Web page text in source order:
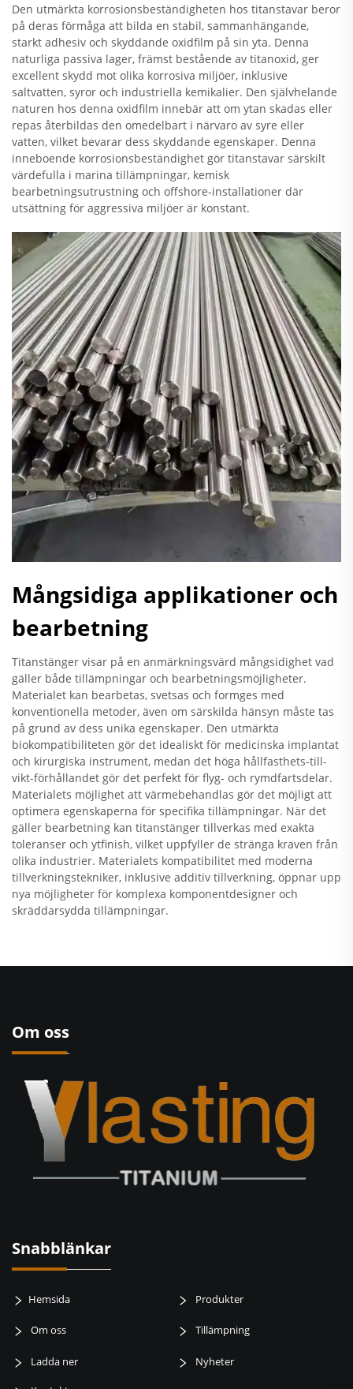
Den utmärkta korrosionsbeständigheten hos titanstavar beror
på deras förmåga att bilda en stabil, sammanhängande,
starkt adhesiv och skyddande oxidfilm på sin yta. Denna
naturliga passiva lager, främst bestående av titanoxid, ger
excellent skydd mot olika korrosiva miljöer, inklusive
saltvatten, syror och industriella kemikalier. Den självhelande
naturen hos denna oxidfilm innebär att om ytan skadas eller
repas återbildas den omedelbart i närvaro av syre eller
vatten, vilket bevarar dess skyddande egenskaper. Denna
inneboende korrosionsbeständighet gör titanstavar särskilt
värdefulla i marina tillämpningar, kemisk
bearbetningsutrustning och offshore-installationer där
utsättning för aggressiva miljöer är konstant.
Mångsidiga applikationer och
bearbetning
Titanstänger visar på en anmärkningsvärd mångsidighet vad
gäller både tillämpningar och bearbetningsmöjligheter.
Materialet kan bearbetas, svetsas och formges med
konventionella metoder, även om särskilda hänsyn måste tas
på grund av dess unika egenskaper. Den utmärkta
biokompatibiliteten gör det idealiskt för medicinska implantat
och kirurgiska instrument, medan det höga hållfasthets-till-
vikt-förhållandet gör det perfekt för flyg- och rymdfartsdelar.
Materialets möjlighet att värmebehandlas gör det möjligt att
optimera egenskaperna för specifika tillämpningar. När det
gäller bearbetning kan titanstänger tillverkas med exakta
toleranser och ytfinish, vilket uppfyller de stränga kraven från
olika industrier. Materialets kompatibilitet med moderna
tillverkningstekniker, inklusive additiv tillverkning, öppnar upp
nya möjligheter för komplexa komponentdesigner och
skräddarsydda tillämpningar.
Om oss
Snabblänkar
Hemsida Produkter
Om oss Tillämpning
Ladda ner Nyheter